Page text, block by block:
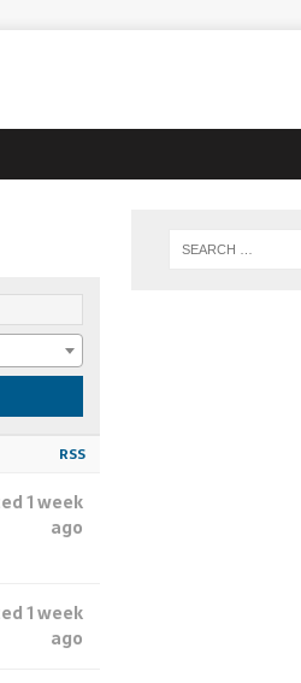
RSS
1 week
ago
1 week
ago